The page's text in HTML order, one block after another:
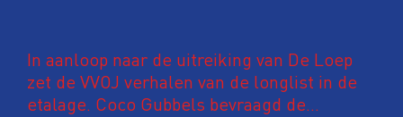
In aanloop naar de uitreiking van De Loep
zet de VVOJ verhalen van de longlist in de
etalage. Coco Gubbels bevraagd de